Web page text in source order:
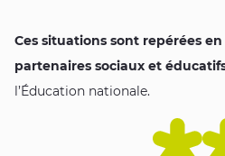
Ces situations sont repérées
partenaires sociaux et
l’Éducation nationale.